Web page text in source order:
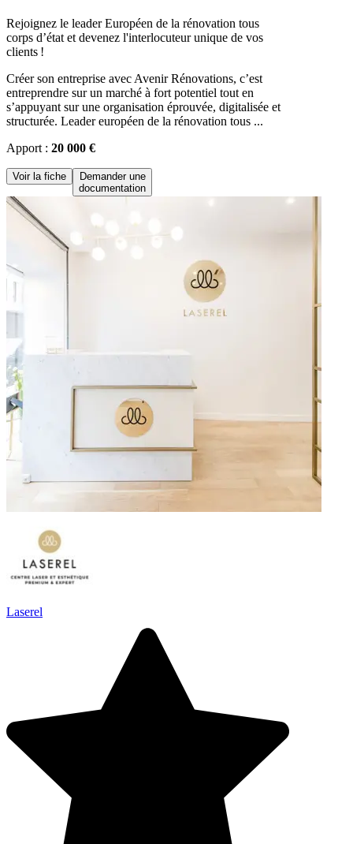
Rejoignez le leader Européen de la rénovation tous
corps d’état et devenez l'interlocuteur unique de vos
clients !
Créer son entreprise avec Avenir Rénovations, c’est
entreprendre sur un marché à fort potentiel tout en
s’appuyant sur une organisation éprouvée, digitalisée et
structurée. Leader européen de la rénovation tous ...
Apport : 20 000 €
Voir la fiche
Demander une
documentation
Laserel